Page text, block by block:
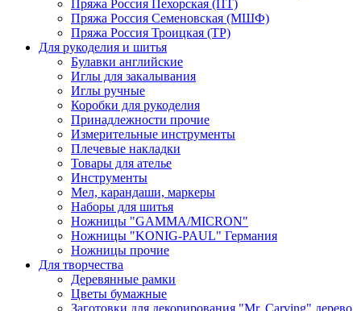
Пряжа Россия Пехорская (ПТ)
Пряжа Россия Семеновская (МШФ)
Пряжа Россия Троицкая (ТР)
Для рукоделия и шитья
Булавки английские
Иглы для закалывания
Иглы ручные
Коробки для рукоделия
Принадлежности прочие
Измерительные инструменты
Плечевые накладки
Товары для ателье
Инструменты
Мел, карандаши, маркеры
Наборы для шитья
Ножницы "GAMMA/MICRON"
Ножницы "KONIG-PAUL" Германия
Ножницы прочие
Для творчества
Деревянные рамки
Цветы бумажные
Заготовки для декорирования "Mr. Carving" дерево